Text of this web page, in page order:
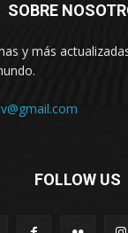
SOBRE
y más
FOLLOW US